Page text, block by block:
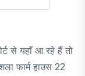
से यहाँ आ रहे हैं तो
फार्म हाउस 22